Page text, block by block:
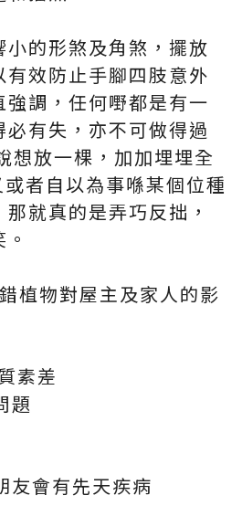
的形煞及角煞，擺放
效防止手腳四肢意外
調，任何嘢都是有一
有失，亦不可做得過
想放一棵，加加埋埋全
者自以為事喺某個位種
就真的是弄巧反拙，
植物對屋主及家人的影
素差
題
友會有先天疾病